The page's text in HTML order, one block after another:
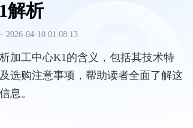
解析
· 2026-04-10 01:08:13
加工中心K1的含义，包括其技术特
选购注意事项，帮助读者全面了解这
息。